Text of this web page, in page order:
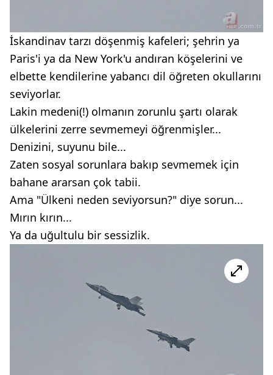
İskandinav tarzı döşenmiş kafeleri; şehrin ya
Paris'i ya da New York'u andıran köşelerini ve
elbette kendilerine yabancı dil öğreten okullarını
seviyorlar.
Lakin medeni(!) olmanın zorunlu şartı olarak
ülkelerini zerre sevmemeyi öğrenmişler...
Denizini, suyunu bile...
Zaten sosyal sorunlara bakıp sevmemek için
bahane ararsan çok tabii.
Ama "Ülkeni neden seviyorsun?" diye sorun...
Mırın kırın...
Ya da uğultulu bir sessizlik.